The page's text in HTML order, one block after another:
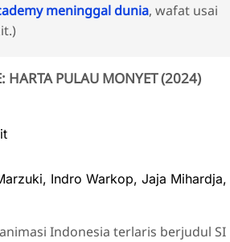
meninggal dunia, wafat usai
HARTA PULAU MONYET (2024)
Indro Warkop, Jaja Mihardja,
Indonesia terlaris berjudul SI